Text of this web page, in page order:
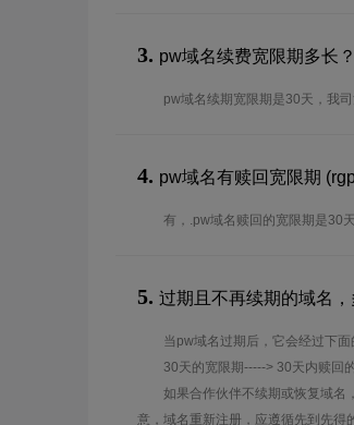
3. pw域名续费宽限期多长
pw域名续期宽限期是30天，我
4. pw域名有赎回宽限期
有，.pw域名赎回的宽限期是30天
5. 过期且不再续期的域名
当pw域名过期后，它会经过下面
30天的宽限期-----> 30天内赎回
如果合作伙伴不续期或恢复域名
意，域名重新注册，应遵循先到先得